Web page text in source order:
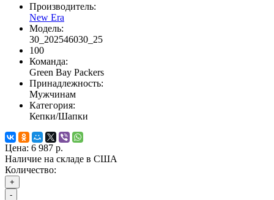
Производитель:
New Era
Модель:
30_202546030_25
100
Команда:
Green Bay Packers
Принадлежность:
Мужчинам
Категория:
Кепки/Шапки
Цена: 6 987 р.
Наличие на складе в США
Количество:
+
-